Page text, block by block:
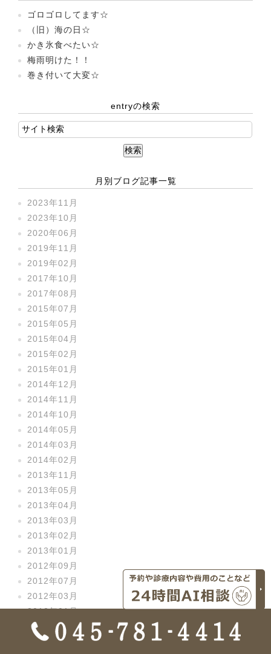
ゴロゴロしてます☆
（旧）海の日☆
かき氷食べたい☆
梅雨明けた！！
巻き付いて大変☆
entryの検索
月別ブログ記事一覧
2023年11月
2023年10月
2020年06月
2019年11月
2019年02月
2017年10月
2017年08月
2015年07月
2015年05月
2015年04月
2015年02月
2015年01月
2014年12月
2014年11月
2014年10月
2014年05月
2014年03月
2014年02月
2013年11月
2013年05月
2013年04月
2013年03月
2013年02月
2013年01月
2012年09月
2012年07月
2012年03月
2012年01月
2011年12月
2011年11月